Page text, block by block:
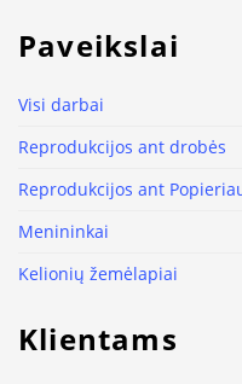
Paveikslai
Visi darbai
Reprodukcijos ant drobės
Reprodukcijos ant
Menininkai
Kelionių žemėlapiai
Klientams